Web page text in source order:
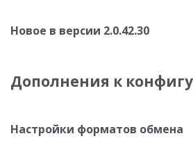
Новое в версии 2.0.42.30
Дополнения к
Настройки форматов обмена